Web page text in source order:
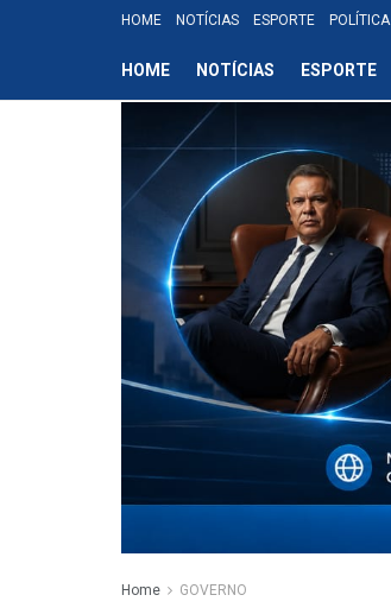
HOME NOTÍCIAS ESPORTE POLÍTICA
HOME NOTÍCIAS ESPORTE
Home GOVERNO